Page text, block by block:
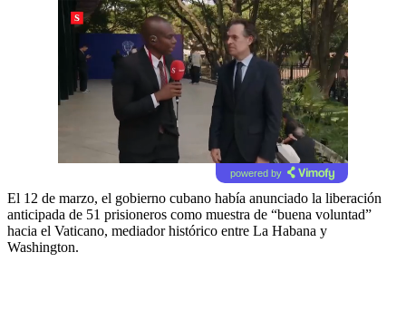
powered by
El 12 de marzo, el gobierno cubano había anunciado la liberación
anticipada de 51 prisioneros como muestra de “buena voluntad”
hacia el Vaticano, mediador histórico entre La Habana y
Washington.